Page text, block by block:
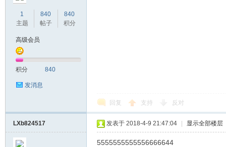
游
1
主题
840
帖子
840
积分
高级会员
积分 840
发消息
回复 支持 反对
LXb824517 发表于 2018-4-9 21:47:04 显示全部楼层
5555555555556666644